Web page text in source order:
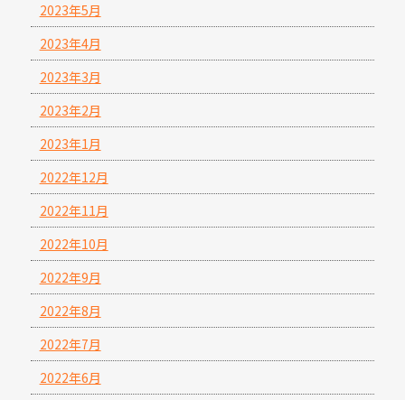
2023年5月
2023年4月
2023年3月
2023年2月
2023年1月
2022年12月
2022年11月
2022年10月
2022年9月
2022年8月
2022年7月
2022年6月